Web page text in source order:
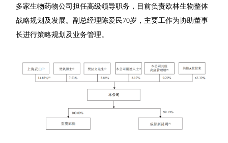
多家生物药物公司担任高级领导职务，目前负责欧林生物整体
战略规划及发展。副总经理陈爱民70岁，主要工作为协助董事
长进行策略规划及业务管理。